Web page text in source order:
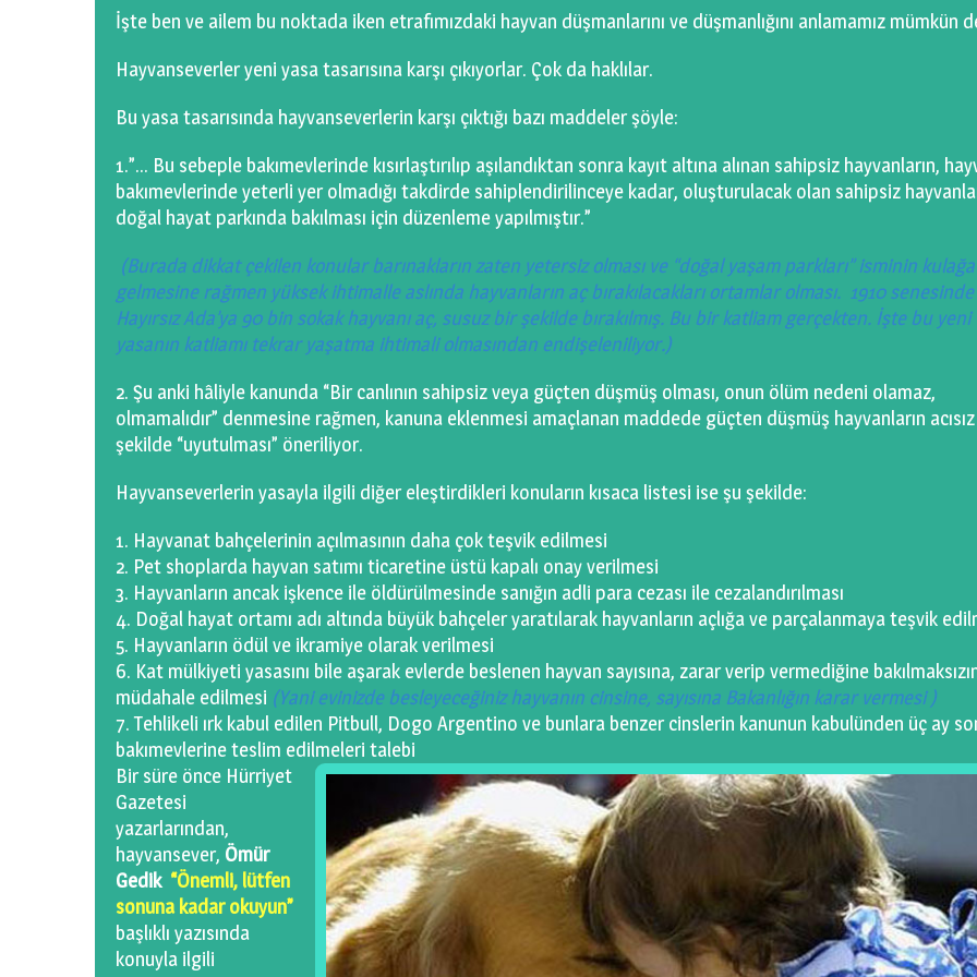
İşte ben ve ailem bu noktada iken etrafımızdaki hayvan düşmanlarını ve düşmanlığını anlamamız mümkün
Hayvanseverler yeni yasa tasarısına karşı çıkıyorlar. Çok da haklılar.
Bu yasa tasarısında hayvanseverlerin karşı çıktığı bazı maddeler şöyle:
1.”… Bu sebeple bakımevlerinde kısırlaştırılıp aşılandıktan sonra kayıt altına alınan sahipsiz hayvanların,
bakımevlerinde yeterli yer olmadığı takdirde sahiplendirilinceye kadar, oluşturulacak olan sahipsiz
doğal hayat parkında bakılması için düzenleme yapılmıştır.”
(Burada dikkat çekilen konular barınakların zaten yetersiz olması ve “doğal yaşam parkları” isminin
gelmesine rağmen yüksek ihtimalle aslında hayvanların aç bırakılacakları ortamlar olması. 1910 senesinde
Hayırsız Ada’ya 90 bin sokak hayvanı aç, susuz bir şekilde bırakılmış. Bu bir katliam gerçekten. İşte bu yeni
yasanın katliamı tekrar yaşatma ihtimali olmasından endişeleniliyor.)
2. Şu anki hâliyle kanunda “Bir canlının sahipsiz veya güçten düşmüş olması, onun ölüm nedeni olamaz,
olmamalıdır” denmesine rağmen, kanuna eklenmesi amaçlanan maddede güçten düşmüş hayvanların acısız
şekilde “uyutulması” öneriliyor.
Hayvanseverlerin yasayla ilgili diğer eleştirdikleri konuların kısaca listesi ise şu şekilde:
Hayvanat bahçelerinin açılmasının daha çok teşvik edilmesi
Pet shoplarda hayvan satımı ticaretine üstü kapalı onay verilmesi
Hayvanların ancak işkence ile öldürülmesinde sanığın adli para cezası ile cezalandırılması
Doğal hayat ortamı adı altında büyük bahçeler yaratılarak hayvanların açlığa ve parçalanmaya teşvik
Hayvanların ödül ve ikramiye olarak verilmesi
Kat mülkiyeti yasasını bile aşarak evlerde beslenen hayvan sayısına, zarar verip vermediğine
müdahale edilmesi (Yani evinizde besleyeceğiniz hayvanın cinsine, sayısına Bakanlığın karar vermesi )
Tehlikeli ırk kabul edilen Pitbull, Dogo Argentino ve bunlara benzer cinslerin kanunun kabulünden üç ay
bakımevlerine teslim edilmeleri talebi
Bir süre önce Hürriyet
Gazetesi
yazarlarından,
hayvansever, Ömür
Gedik “Önemli, lütfen
sonuna kadar okuyun”
başlıklı yazısında
konuyla ilgili